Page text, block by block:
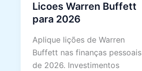
Licoes Warren Buffett
para 2026
Aplique lições de Warren
Buffett nas finanças pessoais
de 2026. Investimentos